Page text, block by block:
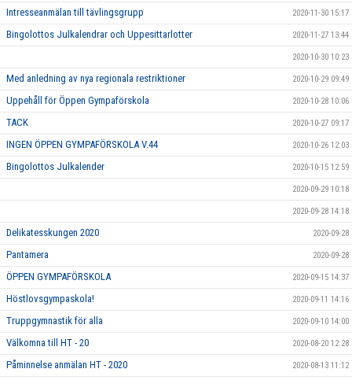
Intresseanmälan till tävlingsgrupp 2020-11-30 15:17
Bingolottos Julkalendrar och Uppesittarlotter 2020-11-27 13:44
2020-10-30 10:23
Med anledning av nya regionala restriktioner 2020-10-29 09:49
Uppehåll för Öppen Gympaförskola 2020-10-28 10:06
TACK 2020-10-27 09:17
INGEN ÖPPEN GYMPAFÖRSKOLA V.44 2020-10-26 12:03
Bingolottos Julkalender 2020-10-15 12:59
2020-09-29 10:18
2020-09-28 14:18
Delikatesskungen 2020 2020-09-28
Pantamera 2020-09-28
ÖPPEN GYMPAFÖRSKOLA 2020-09-15 14:37
Höstlovsgympaskola! 2020-09-11 14:16
Truppgymnastik för alla 2020-09-10 14:00
Välkomna till HT - 20 2020-08-20 12:28
Påminnelse anmälan HT - 2020 2020-08-13 11:12